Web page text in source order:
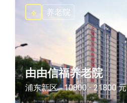
由由信福养老院
浦东新区 10800 - 21800 元
养老院